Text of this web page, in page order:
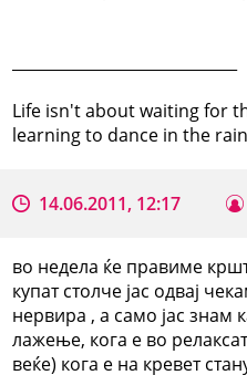
Life isn't about waiting for
learning to dance in the
14.06.2011, 12:17
во недела ќе правиме
купат столче јас одвај
нервира , а само јас знам
лажење, кога е во
веќе) кога е на кревет